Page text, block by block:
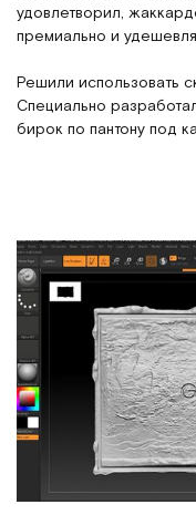
удовлетворил,
премиально и
Решили использовать
Специально
бирок по пантону под